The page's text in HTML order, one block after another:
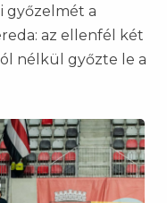
győzelmét a
az ellenfél két
nélkül győzte le a